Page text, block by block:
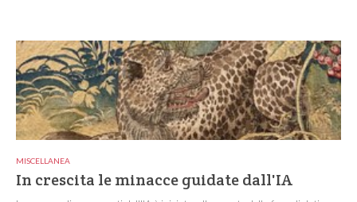
MISCELLANEA
In crescita le minacce guidate dall'IA